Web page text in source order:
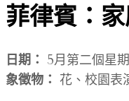
菲律賓：
日期：
5月第二個星
象徵物：
花、校園表